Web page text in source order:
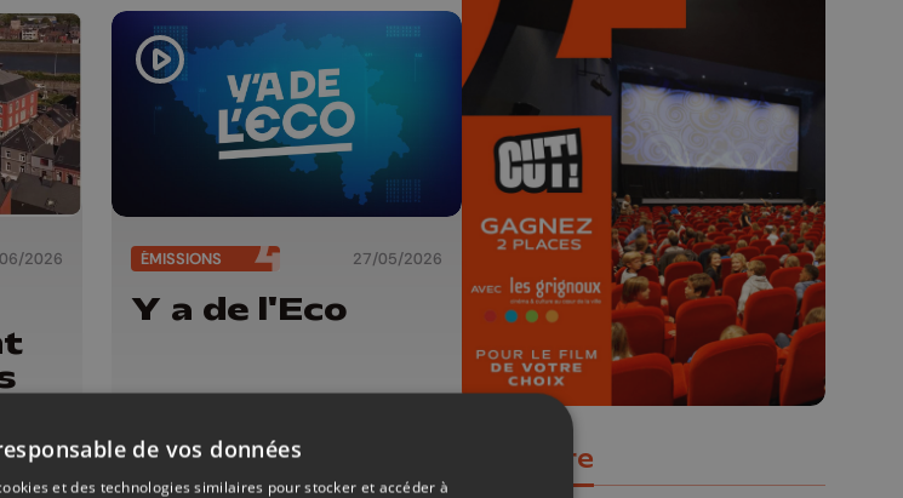
2026 ÉMISSIONS 27/05/2026
Y a de l'Eco
🎬 Concours CUT x
Les Grignoux ✨
Concours permanent - 2 places à
gagner chaque semaine !
Populaire
de vos données
et des technologies similaires pour stocker et accéder à